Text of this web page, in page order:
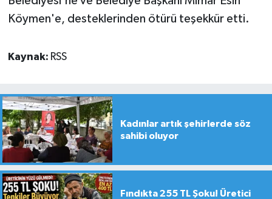
Köymen'e, desteklerinden ötürü teşekkür etti.
Kaynak: RSS
Kadınlar artık şehirlerde söz
sahibi oluyor
Fındıkta 255 TL Şoku! Üretici